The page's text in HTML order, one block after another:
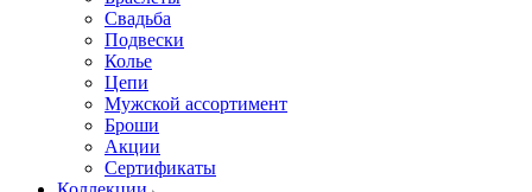
Свадьба
Подвески
Колье
Цепи
Мужской ассортимент
Броши
Акции
Сертификаты